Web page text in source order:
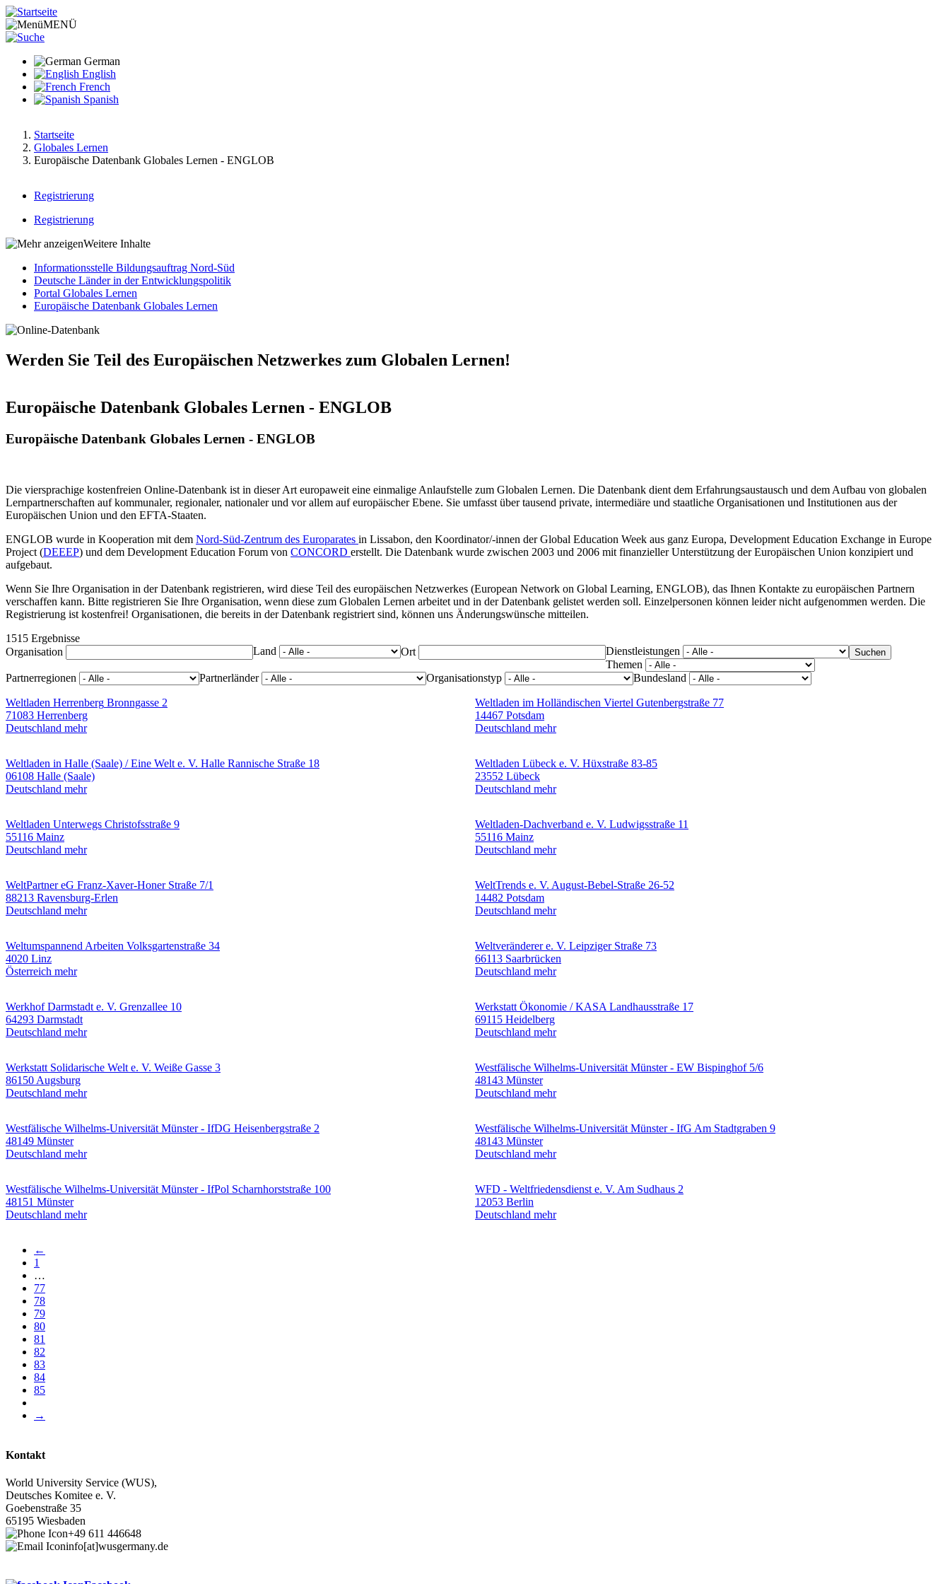
Direkt
zum
Inhalt
MENÜ
German
English
French
Spanish
Pfadnavigation
Startseite
Globales Lernen
Europäische Datenbank Globales Lernen - ENGLOB
Main
v2
Registrierung
Hauptnavigation
Registrierung
Weitere Inhalte
Hauptnavigation-
deepest
Informationsstelle Bildungsauftrag Nord-Süd
Deutsche Länder in der Entwicklungspolitik
Portal Globales Lernen
Europäische Datenbank Globales Lernen
Werden Sie Teil des Europäischen Netzwerkes zum Globalen Lernen!
Europäische Datenbank Globales Lernen - ENGLOB
Europäische Datenbank Globales Lernen - ENGLOB
Die viersprachige kostenfreien Online-Datenbank ist in dieser Art europaweit eine einmalige Anlaufstelle zum Globalen Lernen. Die Datenbank dient dem Erfahrungsaustausch und dem Aufbau von globalen
Lernpartnerschaften auf kommunaler, regionaler, nationaler und vor allem auf europäischer Ebene. Sie umfasst über tausend private, intermediäre und staatliche Organisationen und Institutionen aus der
Europäischen Union und den EFTA-Staaten.
ENGLOB wurde in Kooperation mit dem Nord-Süd-Zentrum des Europarates in Lissabon, den Koordinator/-innen der Global Education Week aus ganz Europa, Development Education Exchange in Europe
Project (DEEEP) und dem Development Education Forum von CONCORD erstellt. Die Datenbank wurde zwischen 2003 und 2006 mit finanzieller Unterstützung der Europäischen Union konzipiert und
aufgebaut.
Wenn Sie Ihre Organisation in der Datenbank registrieren, wird diese Teil des europäischen Netzwerkes (European Network on Global Learning, ENGLOB), das Ihnen Kontakte zu europäischen Partnern
verschaffen kann. Bitte registrieren Sie Ihre Organisation, wenn diese zum Globalen Lernen arbeitet und in der Datenbank gelistet werden soll. Einzelpersonen können leider nicht aufgenommen werden. Die
Registrierung ist kostenfrei! Organisationen, die bereits in der Datenbank registriert sind, können uns Änderungswünsche mitteilen.
1515 Ergebnisse
Organisation
Land Ort
Dienstleistungen
Themen
Partnerregionen
Partnerländer Organisationstyp Bundesland
Weltladen Herrenberg Bronngasse 2
71083 Herrenberg
Deutschland mehr
Weltladen im Holländischen Viertel Gutenbergstraße 77
14467 Potsdam
Deutschland mehr
Weltladen in Halle (Saale) / Eine Welt e. V. Halle Rannische Straße 18
06108 Halle (Saale)
Deutschland mehr
Weltladen Lübeck e. V. Hüxstraße 83-85
23552 Lübeck
Deutschland mehr
Weltladen Unterwegs Christofsstraße 9
55116 Mainz
Deutschland mehr
Weltladen-Dachverband e. V. Ludwigsstraße 11
55116 Mainz
Deutschland mehr
WeltPartner eG Franz-Xaver-Honer Straße 7/1
88213 Ravensburg-Erlen
Deutschland mehr
WeltTrends e. V. August-Bebel-Straße 26-52
14482 Potsdam
Deutschland mehr
Weltumspannend Arbeiten Volksgartenstraße 34
4020 Linz
Österreich mehr
Weltveränderer e. V. Leipziger Straße 73
66113 Saarbrücken
Deutschland mehr
Werkhof Darmstadt e. V. Grenzallee 10
64293 Darmstadt
Deutschland mehr
Werkstatt Ökonomie / KASA Landhausstraße 17
69115 Heidelberg
Deutschland mehr
Werkstatt Solidarische Welt e. V. Weiße Gasse 3
86150 Augsburg
Deutschland mehr
Westfälische Wilhelms-Universität Münster - EW Bispinghof 5/6
48143 Münster
Deutschland mehr
Westfälische Wilhelms-Universität Münster - IfDG Heisenbergstraße 2
48149 Münster
Deutschland mehr
Westfälische Wilhelms-Universität Münster - IfG Am Stadtgraben 9
48143 Münster
Deutschland mehr
Westfälische Wilhelms-Universität Münster - IfPol Scharnhorststraße 100
48151 Münster
Deutschland mehr
WFD - Weltfriedensdienst e. V. Am Sudhaus 2
12053 Berlin
Deutschland mehr
Seitennummerierung
Vorherige
Seite
←
Erste
Seite
1
…
Seite
77
Seite
78
Seite
79
Seite
80
Seite
81
Aktuelle
Seite
82
Seite
83
Seite
84
Seite
85
Seite
Nächste
→
Kontakt
World University Service (WUS),
Deutsches Komitee e. V.
Goebenstraße 35
65195 Wiesbaden
+49 611 446648
info[at]wusgermany.de